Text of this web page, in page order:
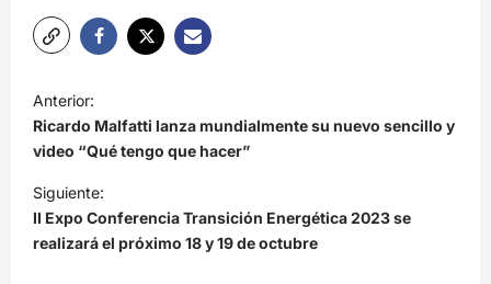
a
v
e
g
a
Anterior:
Ricardo Malfatti lanza mundialmente su nuevo sencillo y
video “Qué tengo que hacer”
Siguiente:
II Expo Conferencia Transición Energética 2023 se
realizará el próximo 18 y 19 de octubre